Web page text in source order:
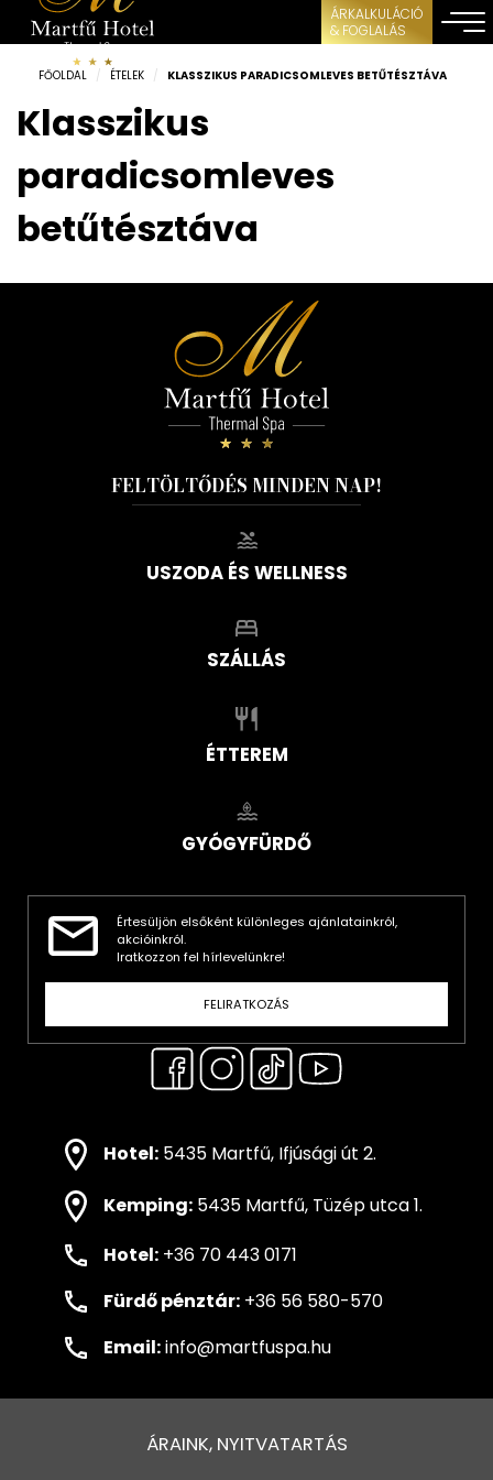
ÁRKALKULÁCIÓ
& FOGLALÁS
FŐOLDAL / ÉTELEK / KLASSZIKUS PARADICSOMLEVES BETŰTÉSZTÁVA
Klasszikus
paradicsomleves
betűtésztáva
FELTÖLTŐDÉS MINDEN NAP!
USZODA ÉS WELLNESS
SZÁLLÁS
ÉTTEREM
GYÓGYFÜRDŐ
Értesüljön elsőként különleges ajánlatainkról,
akcióinkról.
Iratkozzon fel hírlevelünkre!
FELIRATKOZÁS
Hotel: 5435 Martfű, Ifjúsági út 2.
Kemping: 5435 Martfű, Tüzép utca 1.
Hotel: +36 70 443 0171
Fürdő pénztár: +36 56 580-570
Email:info@martfuspa.hu
ÁRAINK, NYITVATARTÁS